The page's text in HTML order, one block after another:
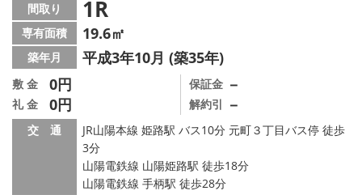
間取り 1R
専有面積 19.6㎡
築年月 平成3年10月 (築35年)
敷 金 0円
礼 金 0円
保証金 －
解約引 －
交 通
JR山陽本線 姫路駅 バス10分 元町３丁目バス停 徒歩
3分
山陽電鉄線 山陽姫路駅 徒歩18分
山陽電鉄線 手柄駅 徒歩28分